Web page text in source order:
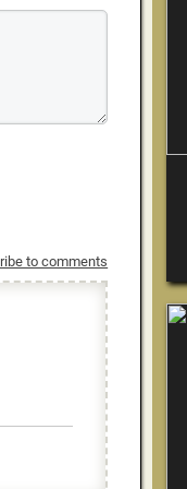
to comments